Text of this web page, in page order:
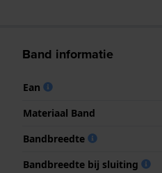
Band informatie
Ean
Materiaal Band
Bandbreedte
Bandbreedte bij sluiting